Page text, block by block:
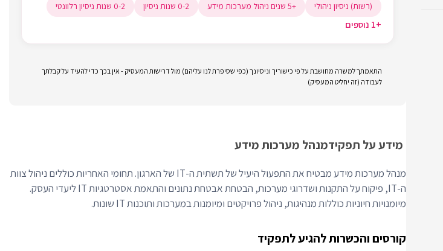
(רשות) ניסיון ניהולי +5 שנים ניהול מערכות מידע 0-2 שנות ניסיון 0-2 שנות ניסיון רלוונטי
+1 נוספים
התאמתך למשרה מחושבת על פי כישוריך וניסיונך (כפי שסיפרת לנו עליהם) מול דרישות המעסיק - אין בכך כדי להעיד על קבלתך
לעבודה (זה יחליט המעסיק)
מידע על תפקידמנהל מערכות מידע
מנהל מערכות מידע מבטיח את התפעול היעיל של תשתית ה-IT של הארגון. תחומי האחריות כוללים ניהול צוות
ה-IT, פיקוח על התקנות ושדרוגי מערכות, הבטחת אבטחת נתונים והתאמת אסטרטגיות IT ליעדי העסק.
מיומנויות חיוניות כוללות מנהיגות, ניהול פרויקטים ומיומנות במערכות ותוכנות IT שונות.
קורסים והכשרות להגיע לתפקיד